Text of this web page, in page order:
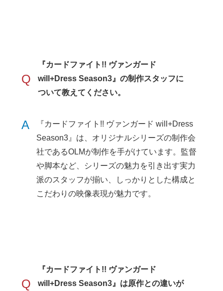
Q
『カードファイト!! ヴァンガード
will+Dress Season3』の制作スタッフに
ついて教えてください。
A
『カードファイト!! ヴァンガード will+Dress
Season3』は、オリジナルシリーズの制作会
社であるOLMが制作を手がけています。監督
や脚本など、シリーズの魅力を引き出す実力
派のスタッフが揃い、しっかりとした構成と
こだわりの映像表現が魅力です。
Q
『カードファイト!! ヴァンガード
will+Dress Season3』は原作との違いが